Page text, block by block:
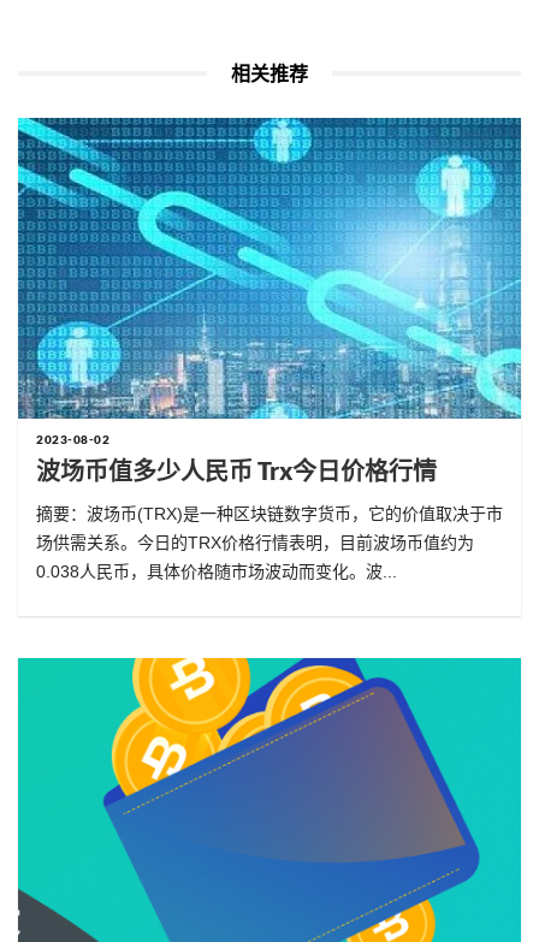
相关推荐
2023-08-02
波场币值多少人民币 Trx今日价格行情
摘要：波场币(TRX)是一种区块链数字货币，它的价值取决于市
场供需关系。今日的TRX价格行情表明，目前波场币值约为
0.038人民币，具体价格随市场波动而变化。波...